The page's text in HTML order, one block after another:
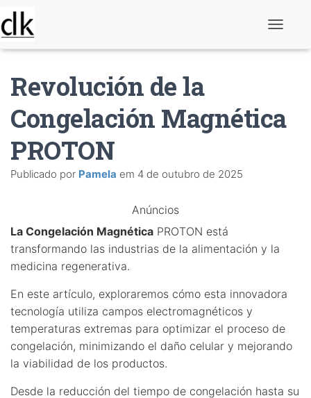
r
n
Revolución de la
Congelación Magnética
PROTON
Publicado por Pamela em 4 de outubro de 2025
Anúncios
La Congelación Magnética PROTON está
transformando las industrias de la alimentación y la
medicina regenerativa.
En este artículo, exploraremos cómo esta innovadora
tecnología utiliza campos electromagnéticos y
temperaturas extremas para optimizar el proceso de
congelación, minimizando el daño celular y mejorando
la viabilidad de los productos.
Desde la reducción del tiempo de congelación hasta su